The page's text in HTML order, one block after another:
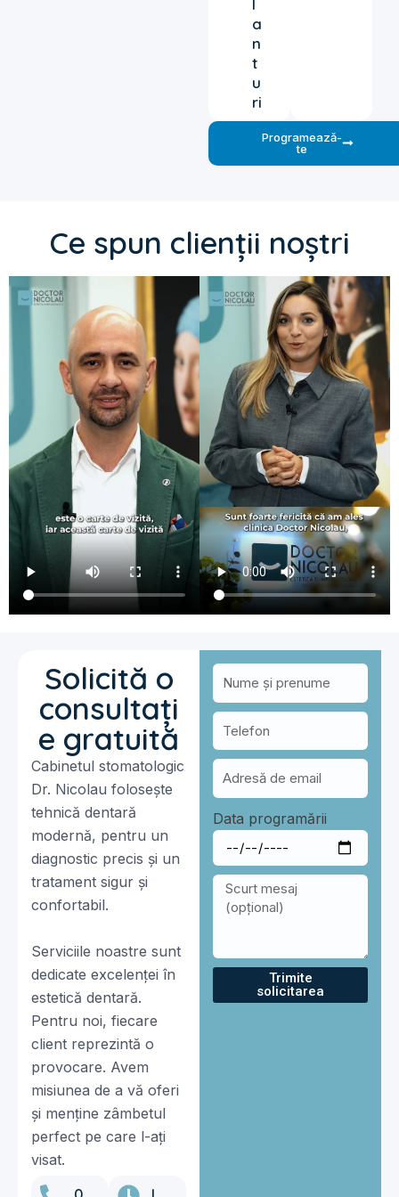
a
n
t
u
ri
Programează-
te
Ce spun clienții noștri
Data programării
Trimite
solicitarea
Solicită o
consultați
e gratuită
Cabinetul stomatologic
Dr. Nicolau folosește
tehnică dentară
modernă, pentru un
diagnostic precis și un
tratament sigur și
confortabil.
Serviciile noastre sunt
dedicate excelenței în
estetică dentară.
Pentru noi, fiecare
client reprezintă o
provocare. Avem
misiunea de a vă oferi
și menține zâmbetul
perfect pe care l-ați
visat.